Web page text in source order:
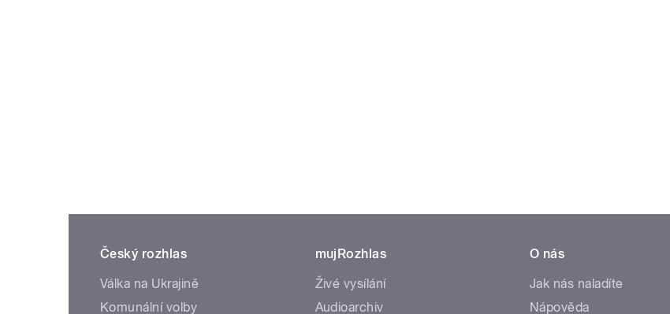
Český rozhlas
Válka na Ukrajině
Komunální volby
mujRozhlas
Živé vysílání
Audioarchiv
O nás
Jak nás naladíte
Nápověda